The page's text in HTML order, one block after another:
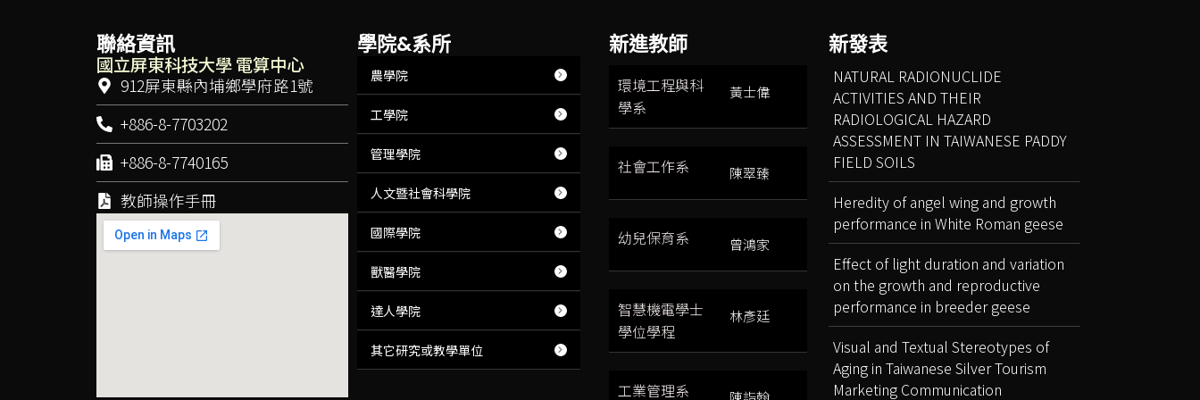
聯絡資訊
國立屏東科技大學 電算中心
912屏東縣內埔鄉學府路1號
+886-8-7703202
+886-8-7740165
教師操作手冊
學院&系所
農學院
工學院
管理學院
人文暨社會科學院
國際學院
獸醫學院
達人學院
其它研究或教學單位
新進教師
環境工程與科
學系
黃士偉
社會工作系 陳翠臻
幼兒保育系 曾鴻家
智慧機電學士
學位學程
林彥廷
工業管理系
新發表
NATURAL RADIONUCLIDE
ACTIVITIES AND THEIR
RADIOLOGICAL HAZARD
ASSESSMENT IN TAIWANESE PADDY
FIELD SOILS
Heredity of angel wing and growth
performance in White Roman geese
Effect of light duration and variation
on the growth and reproductive
performance in breeder geese
Visual and Textual Stereotypes of
Aging in Taiwanese Silver Tourism
Marketing Communication